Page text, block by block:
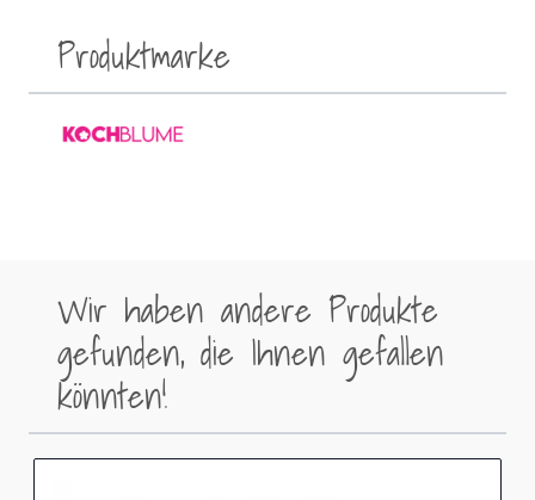
Produktmarke
Wir haben andere Produkte
gefunden, die Ihnen gefallen
könnten!